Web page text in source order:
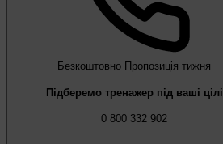
Безкоштовно Пропозиція тижня
Підберемо тренажер під ваші цілі
0 800 332 902